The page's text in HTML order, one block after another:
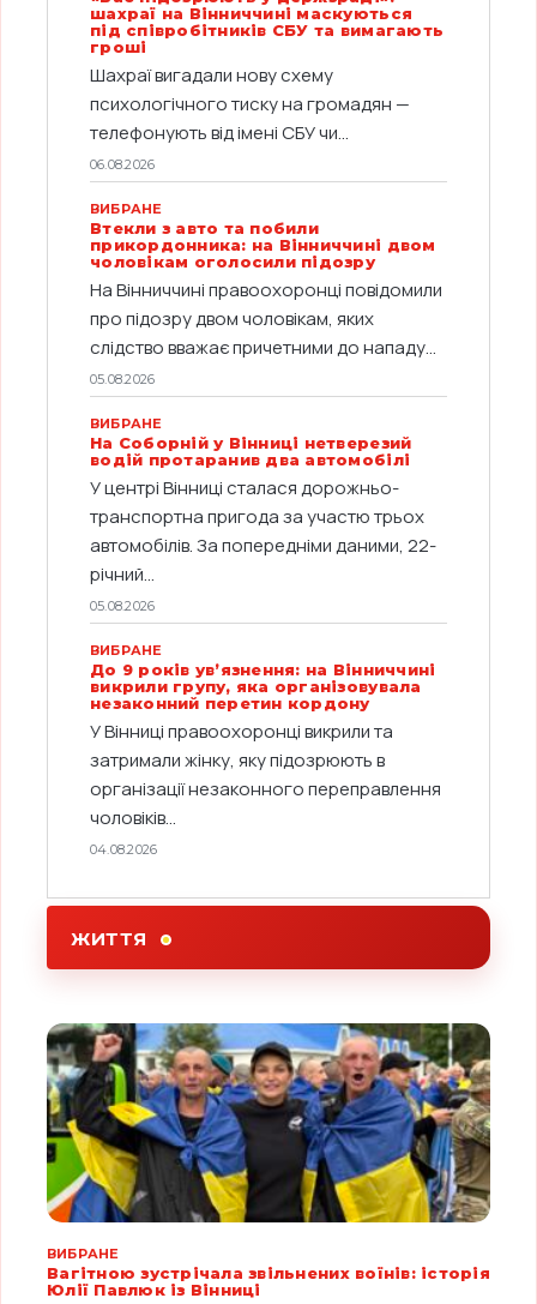
шахраї на Вінниччині маскуються
під співробітників СБУ та вимагають
гроші
Шахраї вигадали нову схему
психологічного тиску на громадян —
телефонують від імені СБУ чи...
06.08.2026
ВИБРАНЕ
Втекли з авто та побили
прикордонника: на Вінниччині двом
чоловікам оголосили підозру
На Вінниччині правоохоронці повідомили
про підозру двом чоловікам, яких
слідство вважає причетними до нападу...
05.08.2026
ВИБРАНЕ
На Соборній у Вінниці нетверезий
водій протаранив два автомобілі
У центрі Вінниці сталася дорожньо-
транспортна пригода за участю трьох
автомобілів. За попередніми даними, 22-
річний...
05.08.2026
ВИБРАНЕ
До 9 років ув’язнення: на Вінниччині
викрили групу, яка організовувала
незаконний перетин кордону
У Вінниці правоохоронці викрили та
затримали жінку, яку підозрюють в
організації незаконного переправлення
чоловіків...
04.08.2026
ЖИТТЯ
ВИБРАНЕ
Вагітною зустрічала звільнених воїнів: історія
Юлії Павлюк із Вінниці